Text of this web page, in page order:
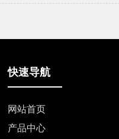
快速导航
网站首页
产品中心